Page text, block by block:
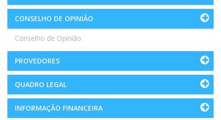
CONSELHO DE OPINIÃO
Conselho de Opinião
PROVEDORES
QUADRO LEGAL
INFORMAÇÃO FINANCEIRA